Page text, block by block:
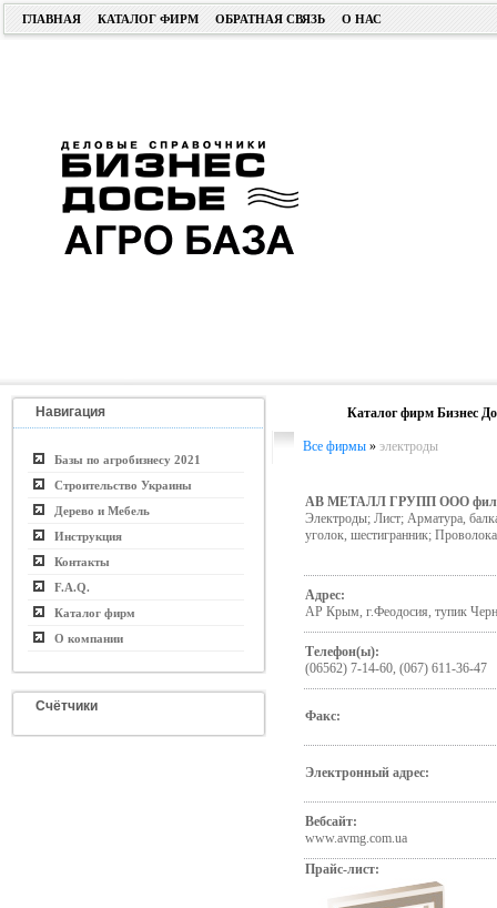
ГЛАВНАЯ КАТАЛОГ ФИРМ ОБРАТНАЯ СВЯЗЬ О НАС
Навигация
Базы по агробизнесу 2021
Строительство Украины
Дерево и Мебель
Инструкция
Контакты
F.A.Q.
Каталог фирм
О компании
Счётчики
Каталог фирм Бизнес
Все фирмы » электроды
АВ МЕТАЛЛ ГРУПП ООО
Электроды; Лист; Арматура,
уголок, шестигранник;
Адрес:
АР Крым, г.Феодосия, тупик
Телефон(ы):
(06562) 7-14-60, (067) 611-36-47
Факс:
Электронный адрес:
Вебсайт:
www.avmg.com.ua
Прайс-лист: